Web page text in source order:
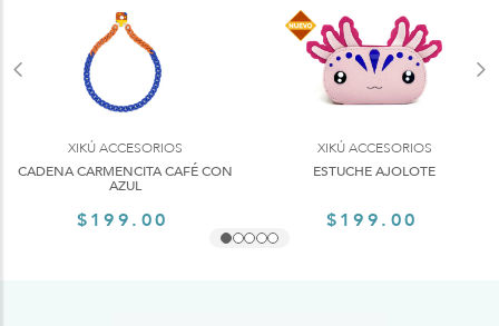
XIKÚ ACCESORIOS
CADENA CARMENCITA CAFÉ CON
AZUL
$199.00
XIKÚ ACCESORIOS
ESTUCHE AJOLOTE
$199.00